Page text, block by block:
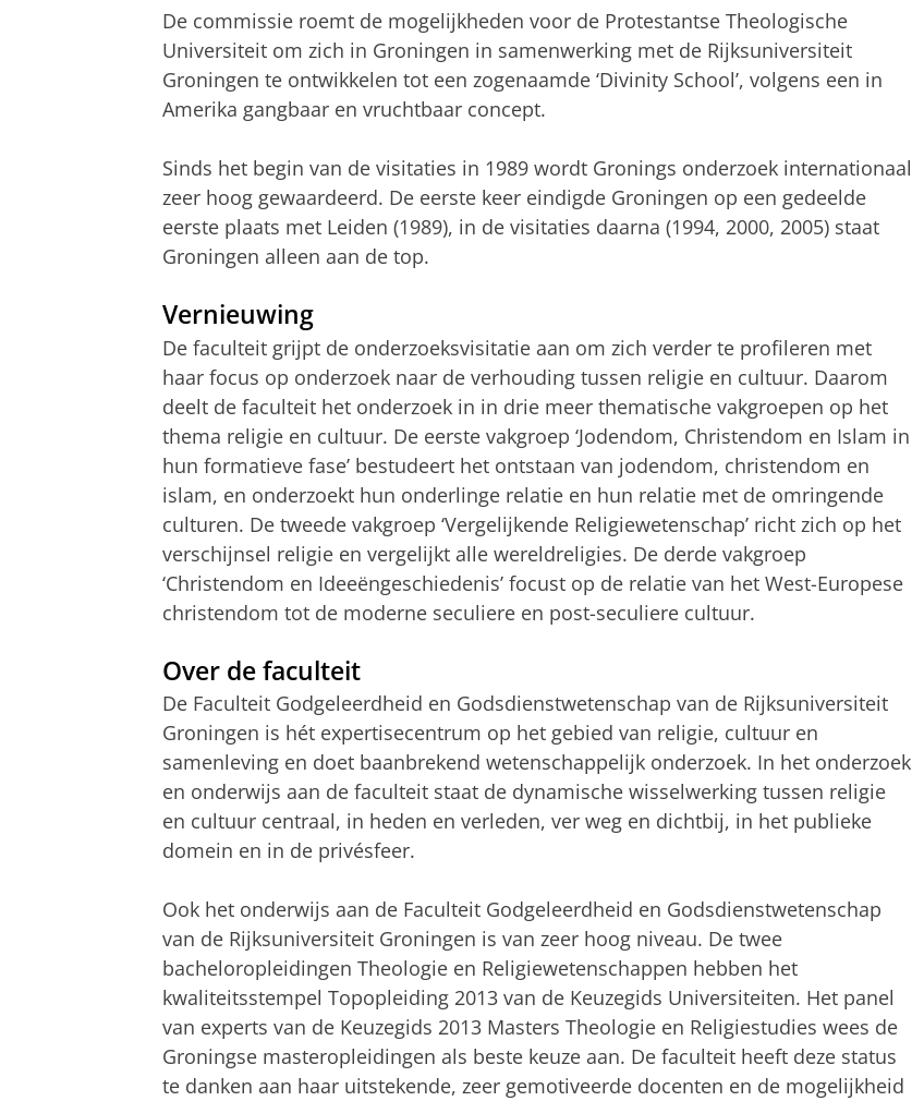
De commissie roemt de mogelijkheden voor de Protestantse Theologische
Universiteit om zich in Groningen in samenwerking met de Rijksuniversiteit
Groningen te ontwikkelen tot een zogenaamde ‘Divinity School’, volgens een in
Amerika gangbaar en vruchtbaar concept.
Sinds het begin van de visitaties in 1989 wordt Gronings onderzoek internationaal
zeer hoog gewaardeerd. De eerste keer eindigde Groningen op een gedeelde
eerste plaats met Leiden (1989), in de visitaties daarna (1994, 2000, 2005) staat
Groningen alleen aan de top.
Vernieuwing
De faculteit grijpt de onderzoeksvisitatie aan om zich verder te profileren met
haar focus op onderzoek naar de verhouding tussen religie en cultuur. Daarom
deelt de faculteit het onderzoek in in drie meer thematische vakgroepen op het
thema religie en cultuur. De eerste vakgroep ‘Jodendom, Christendom en Islam in
hun formatieve fase’ bestudeert het ontstaan van jodendom, christendom en
islam, en onderzoekt hun onderlinge relatie en hun relatie met de omringende
culturen. De tweede vakgroep ‘Vergelijkende Religiewetenschap’ richt zich op het
verschijnsel religie en vergelijkt alle wereldreligies. De derde vakgroep
‘Christendom en Ideeëngeschiedenis’ focust op de relatie van het West-Europese
christendom tot de moderne seculiere en post-seculiere cultuur.
Over de faculteit
De Faculteit Godgeleerdheid en Godsdienstwetenschap van de Rijksuniversiteit
Groningen is hét expertisecentrum op het gebied van religie, cultuur en
samenleving en doet baanbrekend wetenschappelijk onderzoek. In het onderzoek
en onderwijs aan de faculteit staat de dynamische wisselwerking tussen religie
en cultuur centraal, in heden en verleden, ver weg en dichtbij, in het publieke
domein en in de privésfeer.
Ook het onderwijs aan de Faculteit Godgeleerdheid en Godsdienstwetenschap
van de Rijksuniversiteit Groningen is van zeer hoog niveau. De twee
bacheloropleidingen Theologie en Religiewetenschappen hebben het
kwaliteitsstempel Topopleiding 2013 van de Keuzegids Universiteiten. Het panel
van experts van de Keuzegids 2013 Masters Theologie en Religiestudies wees de
Groningse masteropleidingen als beste keuze aan. De faculteit heeft deze status
te danken aan haar uitstekende, zeer gemotiveerde docenten en de mogelijkheid